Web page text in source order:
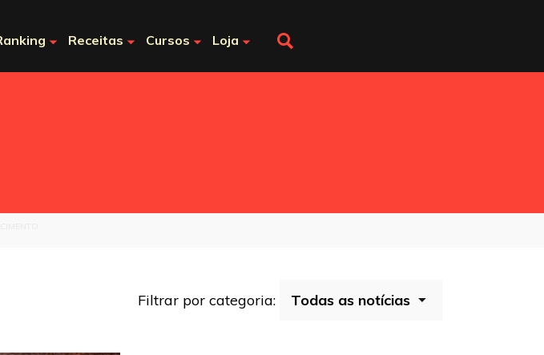
Receitas Cursos Loja
Filtrar por categoria: